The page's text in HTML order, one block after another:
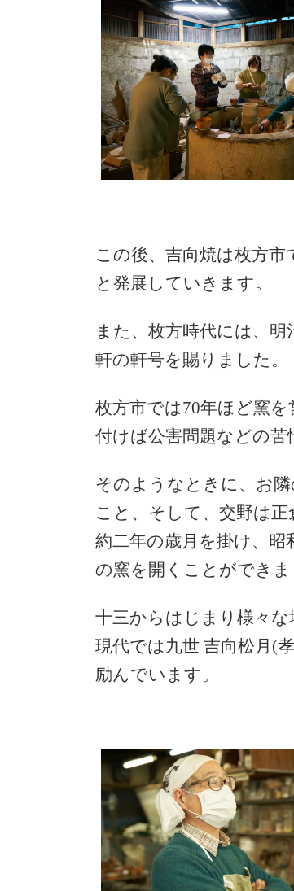
この後、吉向焼は枚方
と発展していきます。
また、枚方時代には、
軒の軒号を賜りました。
枚方市では70年ほど窯
付けば公害問題などの苦
そのようなときに、お
こと、そして、交野は
約二年の歳月を掛け、昭
の窯を開くことができま
十三からはじまり様々な
現代では九世 吉向松月(
励んでいます。